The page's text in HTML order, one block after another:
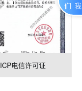
ICP电信许可证
联系我们